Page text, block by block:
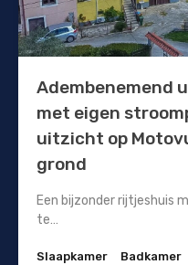
Adembenemend
met eigen
uitzicht op
grond
Een bijzonder rijtjeshuis
te…
Slaapkamer
Badkamer